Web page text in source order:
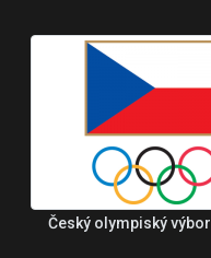
Český olympiský výbor